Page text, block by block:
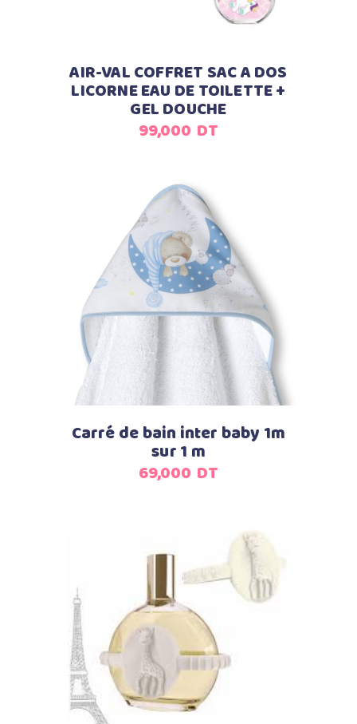
AIR-VAL COFFRET SAC A DOS
LICORNE EAU DE TOILETTE +
GEL DOUCHE
99,000 DT
Ajouter au panier
Carré de bain inter baby 1m
sur 1 m
69,000 DT
Ajouter au panier